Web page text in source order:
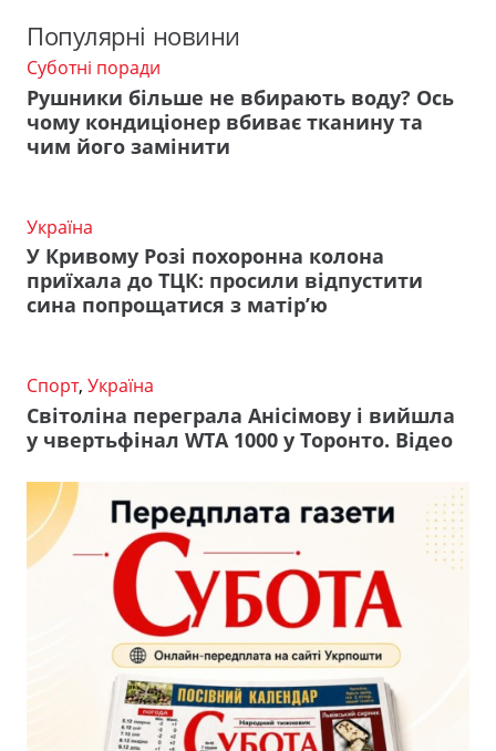
Популярні новини
Суботні поради
Рушники більше не вбирають воду? Ось
чому кондиціонер вбиває тканину та
чим його замінити
Україна
У Кривому Розі похоронна колона
приїхала до ТЦК: просили відпустити
сина попрощатися з матір’ю
Спорт, Україна
Світоліна переграла Анісімову і вийшла
у чвертьфінал WTA 1000 у Торонто. Відео